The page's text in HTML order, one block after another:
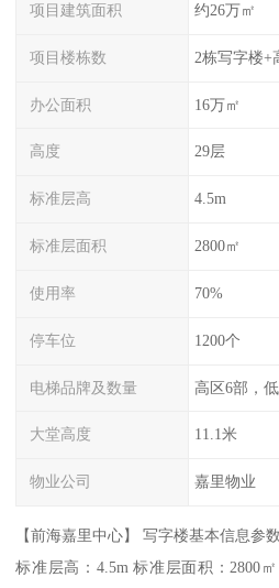
项目建筑面积 约26万㎡
项目楼栋数 2栋写字楼+
办公面积 16万㎡
高度 29层
标准层高 4.5m
标准层面积 2800㎡
使用率 70%
停车位 1200个
电梯品牌及数量 高区6部，
大堂高度 11.1米
物业公司 嘉里物业
【前海嘉里中心】 写字楼基本信息参
标准层高：4.5m 标准层面积：2800